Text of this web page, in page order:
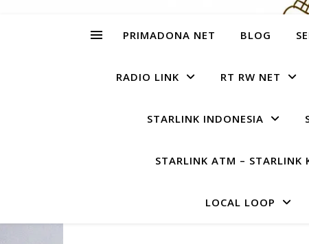
PRIMADONA NET BLOG
RADIO LINK RT RW NET
STARLINK INDONESIA
STARLINK ATM – STARLINK
LOCAL LOOP